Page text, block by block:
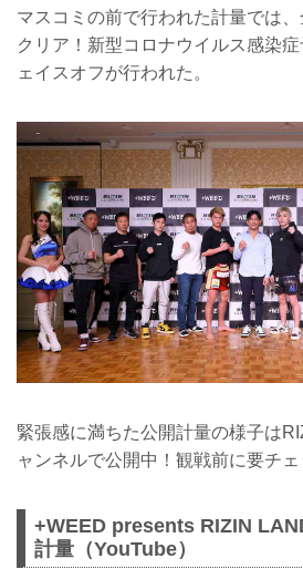
マスコミの前で行われた計量では
クリア！新型コロナウイルス感染
ェイスオフが行われた。
緊張感に満ちた公開計量の様子は
ャンネルで公開中！観戦前に要チェ
+WEED presents RIZIN
計量（YouTube）